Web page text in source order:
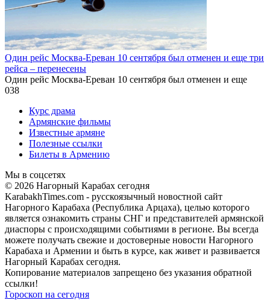
Один рейс Москва-Ереван 10 сентября был отменен и еще три
рейса – перенесены
Один рейс Москва-Ереван 10 сентября был отменен и еще
038
Курс драма
Армянские фильмы
Известные армяне
Полезные ссылки
Билеты в Армению
Мы в соцсетях
© 2026 Нагорный Карабах сегодня
KarabakhTimes.com - русскоязычный новостной сайт
Нагорного Карабаха (Республика Арцаха), целью которого
является ознакомить страны СНГ и представителей армянской
диаспоры с происходящими событиями в регионе. Вы всегда
можете получать свежие и достоверные новости Нагорного
Карабаха и Армении и быть в курсе, как живет и развивается
Нагорный Карабах сегодня.
Копирование материалов запрещено без указания обратной
ссылки!
Гороскоп на сегодня